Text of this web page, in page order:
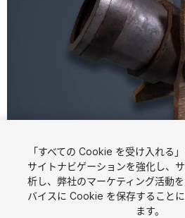
「すべての Cookie を受け入れる
サイトナビゲーションを強化し、
析し、弊社のマーケティング活動
バイスに Cookie を保存すること
ます。